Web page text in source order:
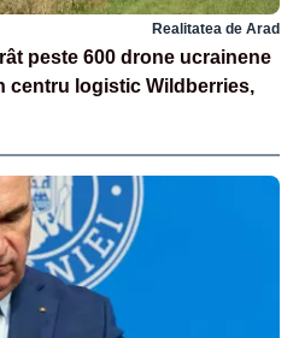
Realitatea de Arad
peste 600 drone ucrainene
centru logistic Wildberries,